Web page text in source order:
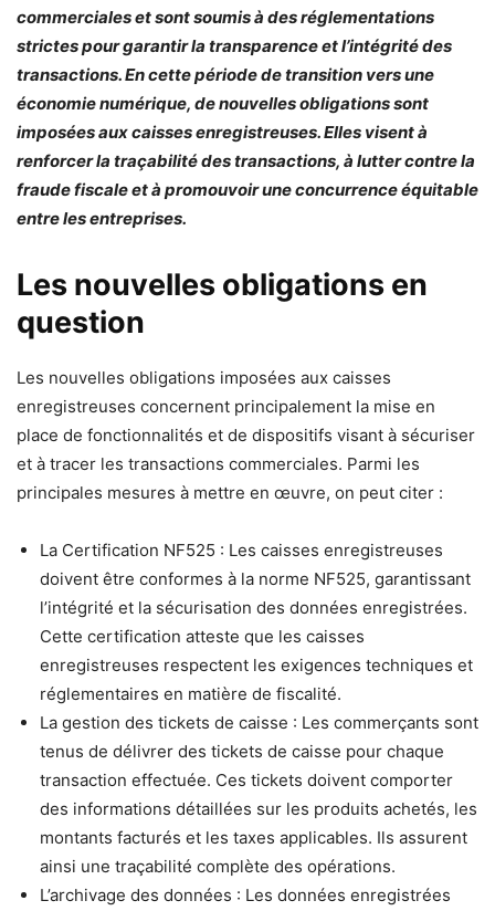
commerciales et sont soumis à des réglementations
strictes pour garantir la transparence et l’intégrité des
transactions. En cette période de transition vers une
économie numérique, de nouvelles obligations sont
imposées aux caisses enregistreuses. Elles visent à
renforcer la traçabilité des transactions, à lutter contre la
fraude fiscale et à promouvoir une concurrence équitable
entre les entreprises.
Les nouvelles obligations en
question
Les nouvelles obligations imposées aux caisses
enregistreuses concernent principalement la mise en
place de fonctionnalités et de dispositifs visant à sécuriser
et à tracer les transactions commerciales. Parmi les
principales mesures à mettre en œuvre, on peut citer :
La Certification NF525 : Les caisses enregistreuses
doivent être conformes à la norme NF525, garantissant
l’intégrité et la sécurisation des données enregistrées.
Cette certification atteste que les caisses
enregistreuses respectent les exigences techniques et
réglementaires en matière de fiscalité.
La gestion des tickets de caisse : Les commerçants sont
tenus de délivrer des tickets de caisse pour chaque
transaction effectuée. Ces tickets doivent comporter
des informations détaillées sur les produits achetés, les
montants facturés et les taxes applicables. Ils assurent
ainsi une traçabilité complète des opérations.
L’archivage des données : Les données enregistrées